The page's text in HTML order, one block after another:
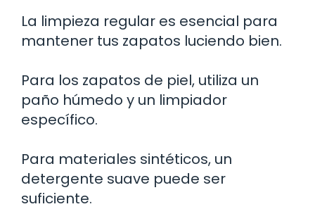
La limpieza regular es esencial para
mantener tus zapatos luciendo bien.
Para los zapatos de piel, utiliza un
paño húmedo y un limpiador
específico.
Para materiales sintéticos, un
detergente suave puede ser
suficiente.